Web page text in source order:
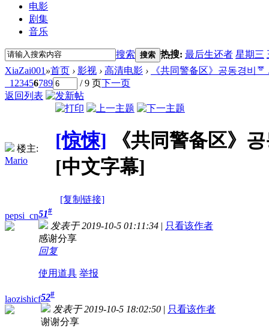
电影
剧集
音乐
搜索 搜索 热搜: 最后生还者 星期三
XiaZai001 »首页 › 影视 › 高清电影 ›
《共同警备区》공동경비ᅗ
1 23456789 / 9 页下一页
返回列表
楼主:
Mario
[惊悚]
《共同警备区》
[中文字幕]
[复制链接]
pepsi_cn51#
发表于 2019-10-5 01:11:34 | 只看该作者
感谢分享
回复
使用道具 举报
laozishicf52#
发表于 2019-10-5 18:02:50 | 只看该作者
谢谢分享